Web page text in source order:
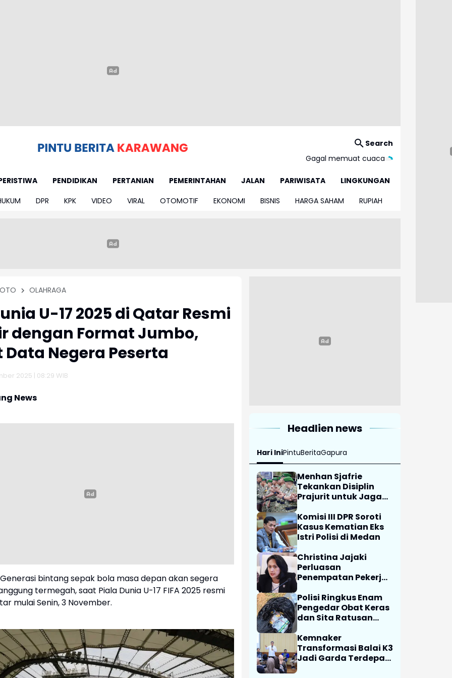
Search
Gagal memuat cuaca
PENDIDIKAN PERTANIAN PEMERINTAHAN JALAN PARIWISATA
LINGKUNGAN
DPR KPK VIDEO VIRAL OTOMOTIF EKONOMI BISNIS HARGA SAHAM RUPIAH
OLAHRAGA
U-17 2025 di Qatar Resmi
dengan Format Jumbo,
Data Negera Peserta
2025 | 08:29 WIB
News
bintang sepak bola masa depan akan segera
termegah, saat Piala Dunia U-17 FIFA 2025 resmi
mulai Senin, 3 November.
Headlien news
Hari IniPintuBeritaGapura
Menhan Sjafrie
Tekankan Disiplin
Prajurit untuk Jaga
Komisi III DPR Soroti
Kasus Kematian Eks
Istri Polisi di Medan
Christina Jajaki
Perluasan
Penempatan Pekerja
Ceko
Polisi Ringkus Enam
Pengedar Obat Keras
dan Sita Ratusan
Kemnaker
Transformasi Balai K3
Jadi Garda Terdepan